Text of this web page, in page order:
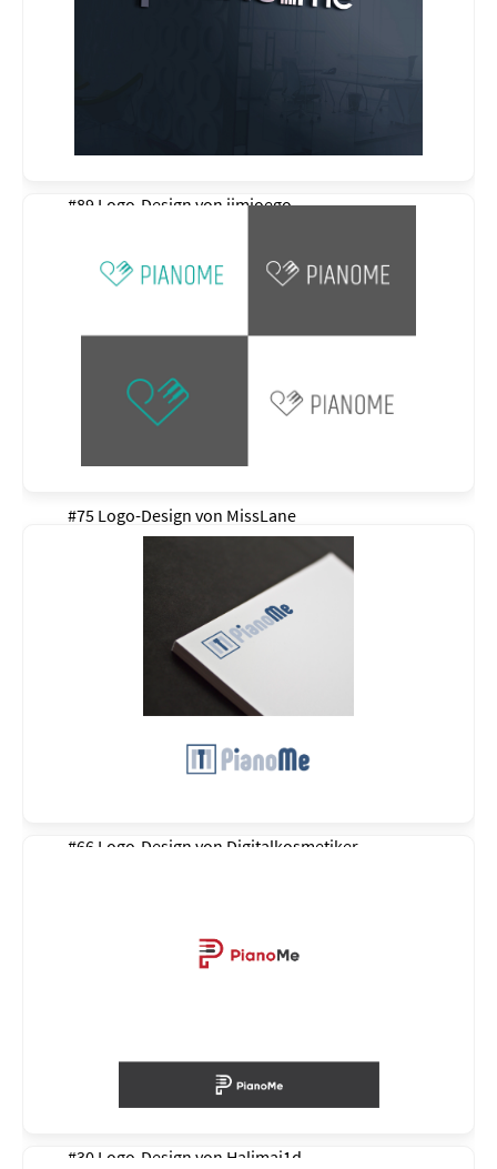
#89 Logo-Design von jimjoego
#75 Logo-Design von MissLane
#66 Logo-Design von Digitalkosmetiker
#30 Logo-Design von Halimaj1d